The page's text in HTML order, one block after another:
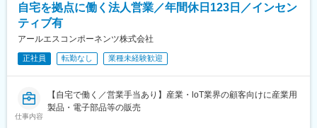
変更の範囲：会社の定める業務
自宅を拠点に働く法人営業／年間休日123日／インセン
ティブ有
アールエスコンポーネンツ株式会社
正社員 転勤なし 業種未経験歓迎
仕事内容
【自宅で働く／営業手当あり】産業・loT業界の顧客向けに産業用
製品・電子部品等の販売